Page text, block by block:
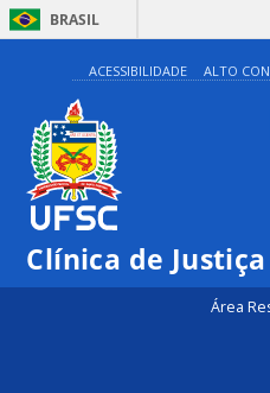
BRASIL
ACESSIBILIDADE ALTO
Clínica de
Área